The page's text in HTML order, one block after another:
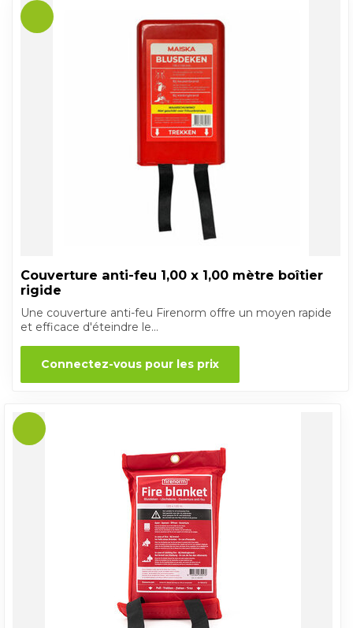
Couverture anti-feu 1,00 x 1,00 mètre boîtier
rigide
Une couverture anti-feu Firenorm offre un moyen rapide
et efficace d'éteindre le...
Connectez-vous pour les prix